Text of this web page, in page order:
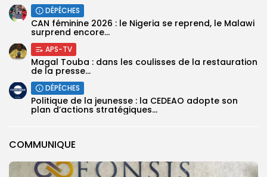
COMMUNIQUE
DÉPÊCHES
‎CAN féminine 2026 : le Nigeria se reprend, le Malawi
surprend encore...
APS-TV
Magal Touba : dans les coulisses de la restauration
de la presse...
DÉPÊCHES
Politique de la jeunesse : la CEDEAO adopte son
plan d’actions stratégiques...